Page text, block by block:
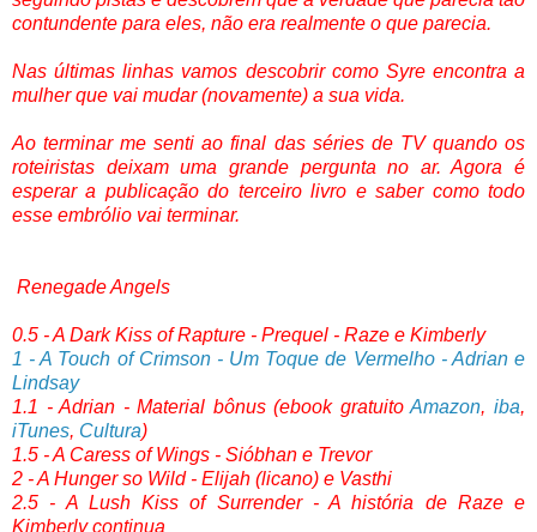
contundente para eles, não era realmente o que parecia.
Nas últimas linhas vamos descobrir como Syre encontra a
mulher que vai mudar (novamente) a sua vida.
Ao terminar me senti ao final das séries de TV quando os
roteiristas deixam uma grande pergunta no ar. Agora é
esperar a publicação do terceiro livro e saber como todo
esse embrólio vai terminar.
Renegade Angels
0.5 - A Dark Kiss of Rapture - Prequel - Raze e Kimberly
1 - A Touch of Crimson - Um Toque de Vermelho - Adrian e
Lindsay
1.1 - Adrian - Material bônus (ebook gratuitoAmazon,iba,
iTunes, Cultura)
1.5 - A Caress of Wings - Sióbhan e Trevor
2 - A Hunger so Wild - Elijah (licano) e Vasthi
2.5 - A Lush Kiss of Surrender - A história de Raze e
Kimberly continua